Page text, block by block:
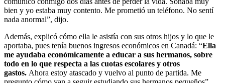
bien y yo estaba muy contento. Me prometió un teléfono. No sentí
nada anormal”, dijo.
Además, explicó cómo ella le asistía con sus otros hijos y lo que le
aportaba, pues tenía buenos ingresos económicos en Canadá: “Ella
me ayudaba económicamente a educar a sus hermanos, sobre
todo en lo que respecta a las cuotas escolares y otros
gastos. Ahora estoy atascado y vuelvo al punto de partida. Me